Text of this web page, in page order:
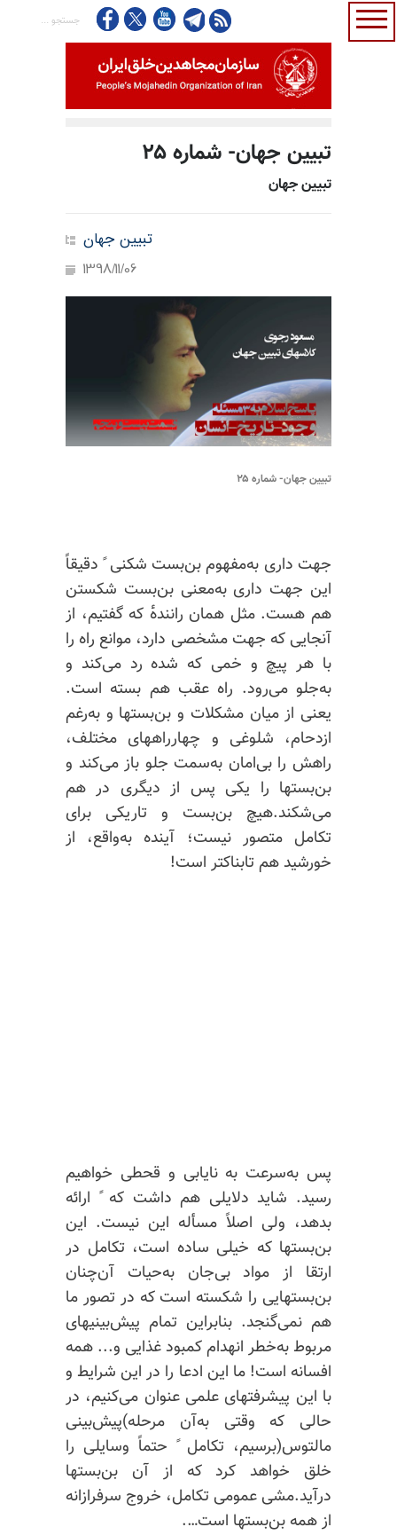
تبیین جهان- شماره ۲۵
تبیین جهان
تبیین جهان
1398/11/06
تبیین جهان- شماره ۲۵
جهت داری به‌مفهوم بن‌بست شکنی ً دقیقاً
این جهت داری به‌معنی بن‌بست شکستن
هم هست. مثل همان راننده‌ٔ که گفتیم، از
آنجایی که جهت مشخصی دارد، موانع راه را
با هر پیچ و خمی که شده رد می‌کند و
به‌جلو می‌رود. راه عقب هم بسته است.
یعنی از میان مشکلات و بن‌بستها و به‌رغم
ازدحام، شلوغی و چهارراههای مختلف،
راهش را بی‌امان به‌سمت جلو باز می‌کند و
بن‌بستها را یکی پس از دیگری در هم
می‌شکند.هیچ بن‌بست و تاریکی برای
تکامل متصور نیست؛ آینده به‌واقع، از
خورشید هم تابناکتر است!
پس به‌سرعت به‌ نایابی و قحطی خواهیم
رسید. شاید دلایلی هم داشت که ً ارائه
بدهد، ولی اصلاً مسأله این نیست. این
بن‌بستها که خیلی ساده است، تکامل در
ارتقا از مواد بی‌جان به‌حیات آن‌چنان
بن‌بستهایی را شکسته است که در تصور ما
هم نمی‌گنجد. بنابراین تمام پیش‌بینیهای
مربوط به‌خطر انهدام کمبود غذایی و... همه
افسانه است! ما این ادعا را در این شرایط و
با این پیشرفتهای علمی عنوان می‌کنیم، در
حالی که وقتی به‌آن مرحله)پیش‌بینی
مالتوس(برسیم، تکامل ً حتماً وسایلی را
خلق خواهد کرد که از آن بن‌بستها
درآید.مشی عمومی تکامل، خروج سرفرازانه
از همه بن‌بستها است….